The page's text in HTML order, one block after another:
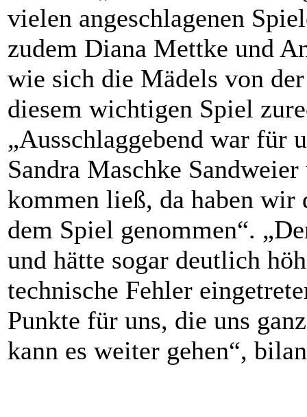
vielen angeschlagenen
zudem Diana Mettke und
wie sich die Mädels von
diesem wichtigen Spiel
„Ausschlaggebend war für
Sandra Maschke
kommen ließ, da haben wir
dem Spiel genommen“.
und hätte sogar deutlich
technische Fehler
Punkte für uns, die uns
kann es weiter gehen“,